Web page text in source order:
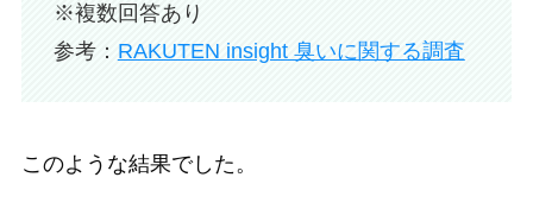
※複数回答あり
参考： RAKUTEN insight 臭いに関する調査
このような結果でした。